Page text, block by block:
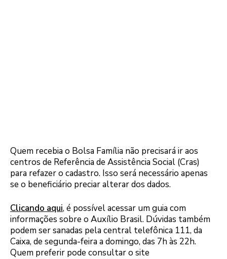
Quem recebia o Bolsa Família não precisará ir aos
centros de Referência de Assistência Social (Cras)
para refazer o cadastro. Isso será necessário apenas
se o beneficiário preciar alterar dos dados.
Clicando aqui, é possível acessar um guia com
informações sobre o Auxílio Brasil. Dúvidas também
podem ser sanadas pela central telefônica 111, da
Caixa, de segunda-feira a domingo, das 7h às 22h.
Quem preferir pode consultar o site